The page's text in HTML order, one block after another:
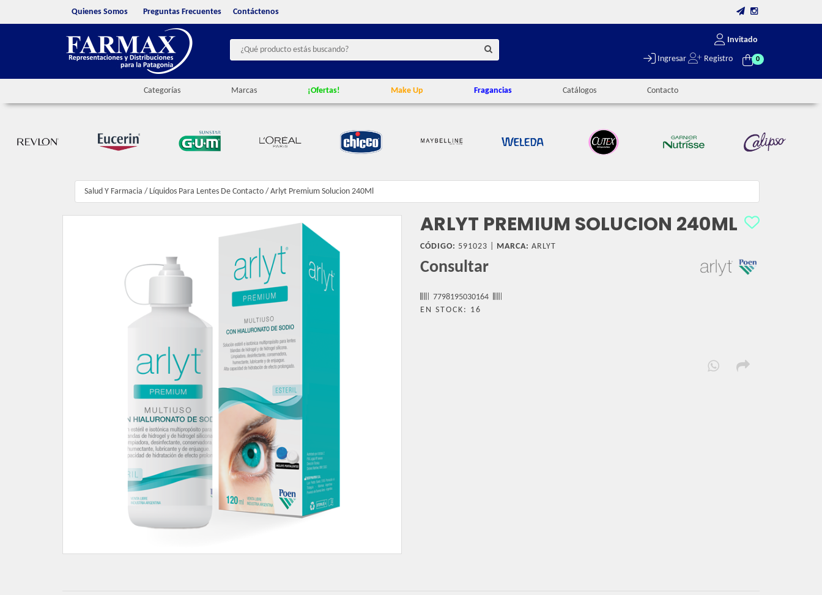
Quienes Somos Preguntas Frecuentes Contáctenos
Invitado
Ingresar Registro 0
Categorías Marcas ¡Ofertas! Make Up Fragancias Catálogos Contacto
Salud Y Farmacia / Líquidos Para Lentes De Contacto / Arlyt Premium Solucion 240Ml
ARLYT PREMIUM SOLUCION 240ML
CÓDIGO: 591023 | MARCA: ARLYT
Consultar
7798195030164
EN STOCK: 16